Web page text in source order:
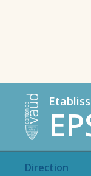
Direction